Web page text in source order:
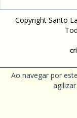
Ao navegar por
Copyright Santo